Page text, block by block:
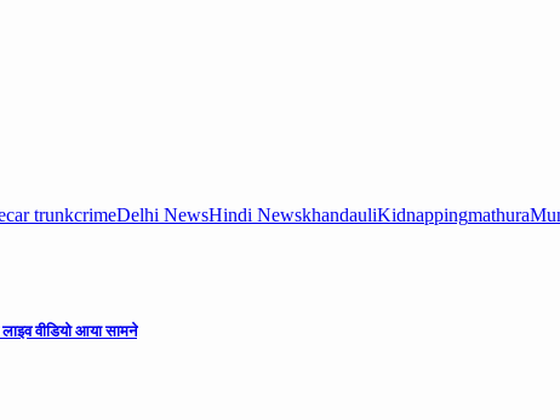
car trunkcrimeDelhi NewsHindi NewskhandauliKidnappingmathura
वीडियो आया सामने